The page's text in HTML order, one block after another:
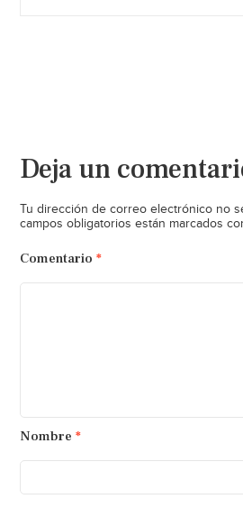
Deja un
Tu dirección de correo electrónico no
campos obligatorios están marcados
Comentario *
Nombre *